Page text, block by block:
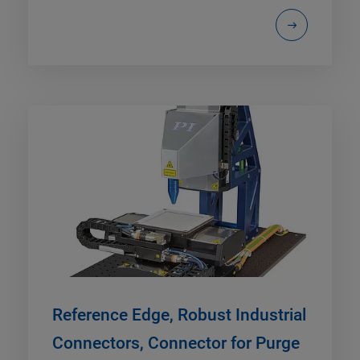
Reference Edge, Robust Industrial
Connectors, Connector for Purge